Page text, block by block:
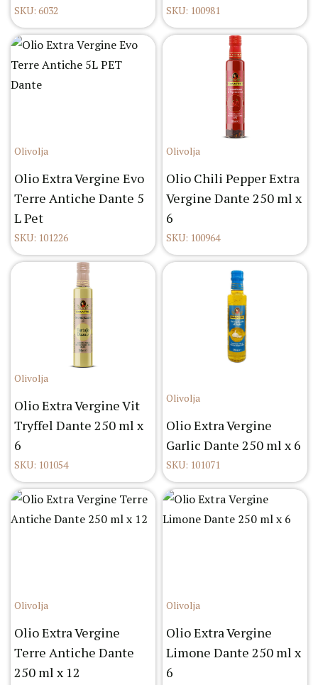
SKU: 6032 SKU: 100981
Olivolja
Olio Extra Vergine Evo
Terre Antiche Dante 5
L Pet
SKU: 101226
Olivolja
Olio Chili Pepper Extra
Vergine Dante 250 ml x
6
SKU: 100964
Olivolja
Olio Extra Vergine Vit
Tryffel Dante 250 ml x
6
SKU: 101054
Olivolja
Olio Extra Vergine
Garlic Dante 250 ml x 6
SKU: 101071
Olivolja
Olio Extra Vergine
Terre Antiche Dante
250 ml x 12
Olivolja
Olio Extra Vergine
Limone Dante 250 ml x
6